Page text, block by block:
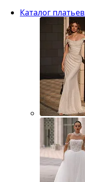
Каталог платьев